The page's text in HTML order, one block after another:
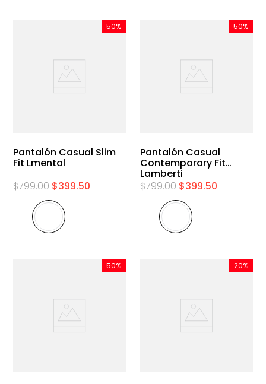
50%
Pantalón Casual Slim
Fit Lmental
$799.00 $399.50
50%
Pantalón Casual
Contemporary Fit
Lamberti
$799.00 $399.50
50% 20%